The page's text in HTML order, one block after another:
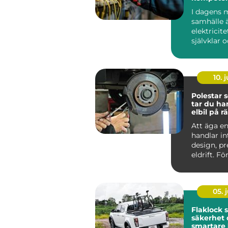
I dagens
samhälle
självklar
v&ar...
10.
Polestar
tar du
elbil på
Att äga
handlar
design,
eldrift.
05.
Flaklock skydd,
säkerhet
smartare